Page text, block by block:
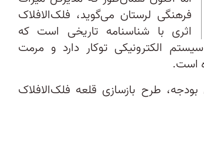
فرهنگی لرستان می‌گوید، فلک‌الافلاک
اثری با شناسنامه تاریخی است که
الکترونیکی توکار دارد و مرمت
است.
طرح بازسازی قلعه‌ فلک‌الافلاک